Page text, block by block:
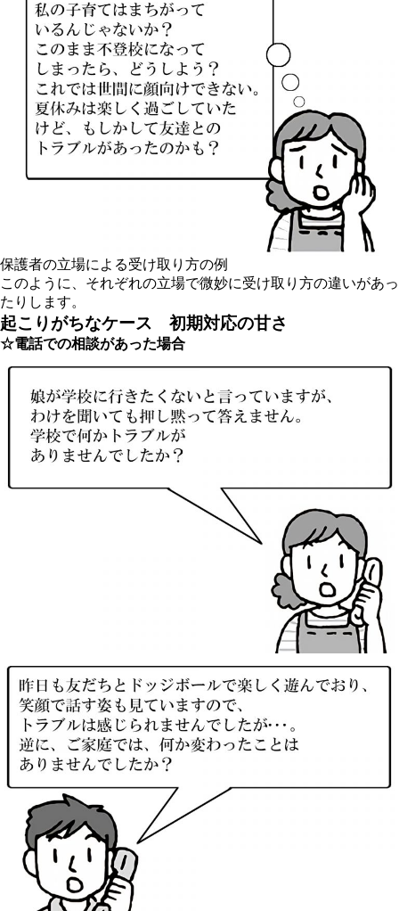
保護者の立場による受け取り方の例
このように、それぞれの立場で微妙に受け取り方の違いがあっ
たりします。
起こりがちなケース 初期対応の甘さ
☆電話での相談があった場合